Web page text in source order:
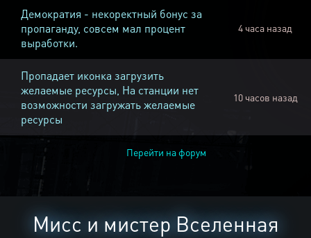
Демократия - некоректный бонус за
пропаганду, совсем мал процент
выработки.
4 часа назад
Пропадает иконка загрузить
желаемые ресурсы, На станции нет
возможности загружать желаемые
ресурсы
10 часов назад
Перейти на форум
Мисс и мистер Вселенная